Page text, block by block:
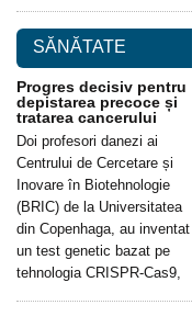
SĂNĂTATE
Progres decisiv pentru
depistarea precoce și
tratarea cancerului
Doi profesori danezi ai
Centrului de Cercetare și
Inovare în Biotehnologie
(BRIC) de la Universitatea
din Copenhaga, au inventat
un test genetic bazat pe
tehnologia CRISPR-Cas9,